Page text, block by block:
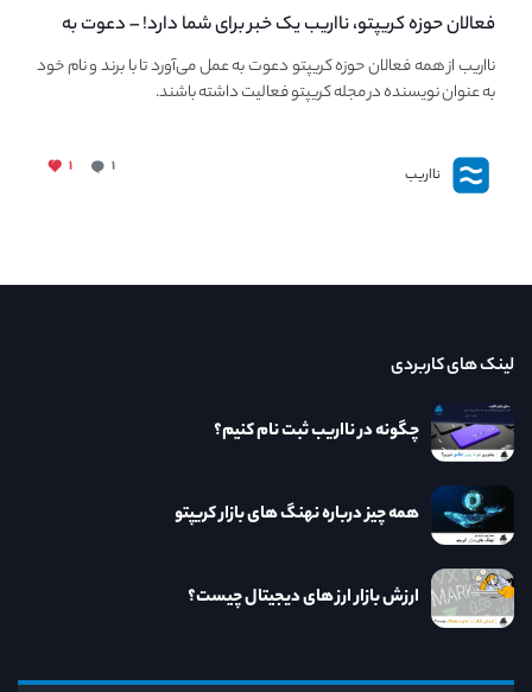
فعالان حوزه کریپتو، نااریب یک خبر برای شما دارد! – دعوت به
فعالیت در مجله کریپتو
نااریب از همه فعالان حوزه کریپتو دعوت به عمل می‌آورد تا با برند و نام خود
به عنوان نویسنده در مجله کریپتو فعالیت داشته باشند.
نااریب ۱ ۱
لینک های کاربردی
چگونه در نااریب ثبت نام کنیم؟
همه چیز درباره نهنگ های بازار کریپتو
ارزش بازار ارز های دیجیتال چیست؟